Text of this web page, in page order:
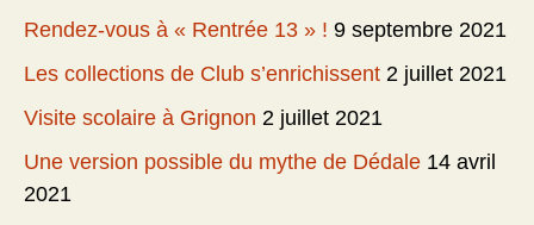
Rendez-vous à « Rentrée 13 » ! 9 septembre 2021
Les collections de Club s’enrichissent 2 juillet 2021
Visite scolaire à Grignon 2 juillet 2021
Une version possible du mythe de Dédale 14 avril
2021